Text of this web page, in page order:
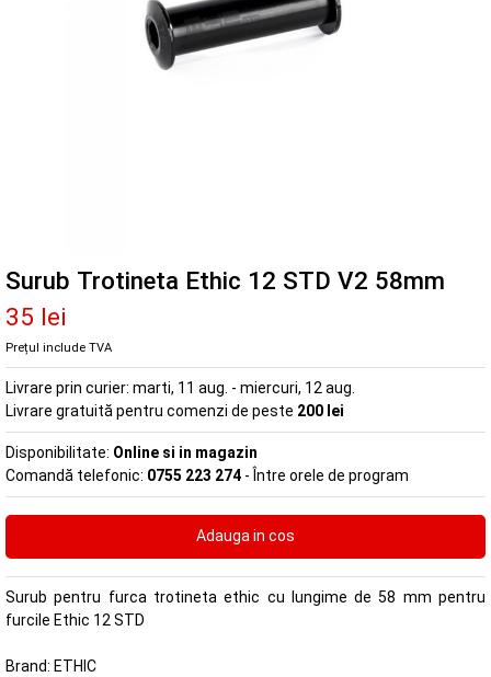
Surub Trotineta Ethic 12 STD V2 58mm
35 lei
Prețul include TVA
Livrare prin curier: marti, 11 aug. - miercuri, 12 aug.
Livrare gratuită pentru comenzi de peste 200 lei
Disponibilitate: Online si in magazin
Comandă telefonic: 0755 223 274 - Între orele de program
Surub pentru furca trotineta ethic cu lungime de 58 mm pentru
furcile Ethic 12 STD
Brand: ETHIC